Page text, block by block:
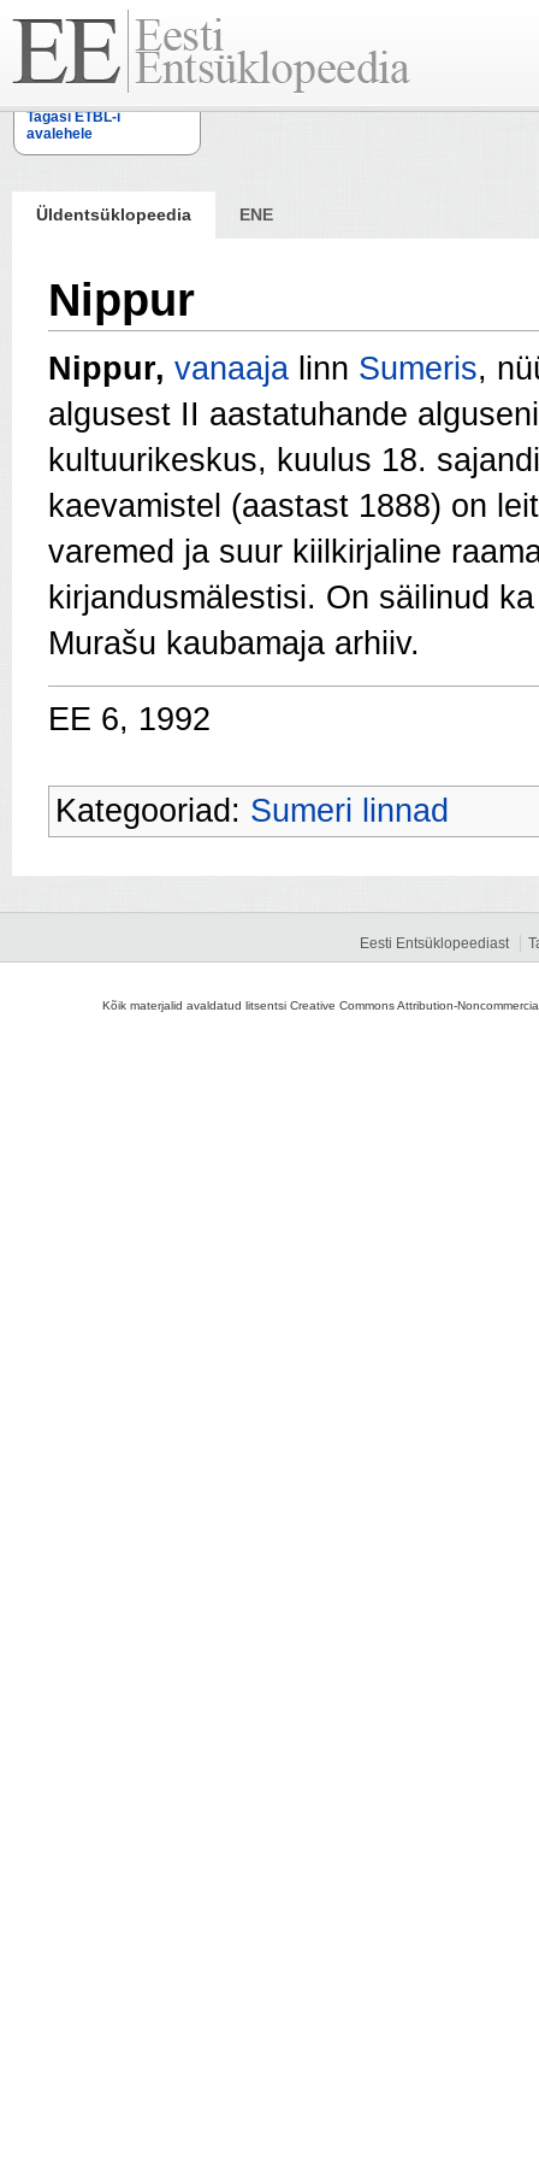
Tagasi ETBL-i
avalehele
Üldentsüklopeedia ENE
Nippur
Nippur, vanaaja linn Sumeris,
algusest II aastatuhande
kultuurikeskus, kuulus 18.
kaevamistel (aastast 1888) on
varemed ja suur kiilkirjaline
kirjandusmälestisi. On säilinud
Murašu kaubamaja arhiiv.
EE 6, 1992
Kategooriad: Sumeri linnad
Eesti Entsüklopeediast
Kõik materjalid avaldatud litsentsi Creative Commons Attribution-